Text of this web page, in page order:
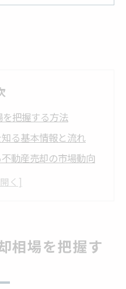
把握する方法
る基本情報と流れ
動産売却の市場動向
なる評価基準の活用
めの不動産売却のコ
その決め方
相場を把握す